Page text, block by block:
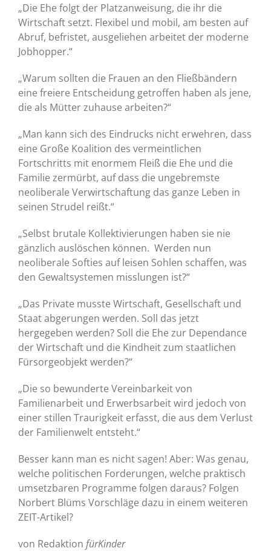
„Die Ehe folgt der Platzanweisung, die ihr die
Wirtschaft setzt. Flexibel und mobil, am besten auf
Abruf, befristet, ausgeliehen arbeitet der moderne
Jobhopper.“
„Warum sollten die Frauen an den Fließbändern
eine freiere Entscheidung getroffen haben als jene,
die als Mütter zuhause arbeiten?“
„Man kann sich des Eindrucks nicht erwehren, dass
eine Große Koalition des vermeintlichen
Fortschritts mit enormem Fleiß die Ehe und die
Familie zermürbt, auf dass die ungebremste
neoliberale Verwirtschaftung das ganze Leben in
seinen Strudel reißt.“
„Selbst brutale Kollektivierungen haben sie nie
gänzlich auslöschen können. Werden nun
neoliberale Softies auf leisen Sohlen schaffen, was
den Gewaltsystemen misslungen ist?“
„Das Private musste Wirtschaft, Gesellschaft und
Staat abgerungen werden. Soll das jetzt
hergegeben werden? Soll die Ehe zur Dependance
der Wirtschaft und die Kindheit zum staatlichen
Fürsorgeobjekt werden?“
„Die so bewunderte Vereinbarkeit von
Familienarbeit und Erwerbsarbeit wird jedoch von
einer stillen Traurigkeit erfasst, die aus dem Verlust
der Familienwelt entsteht.“
Besser kann man es nicht sagen! Aber: Was genau,
welche politischen Forderungen, welche praktisch
umsetzbaren Programme folgen daraus? Folgen
Norbert Blüms Vorschläge dazu in einem weiteren
ZEIT-Artikel?
von Redaktion fürKinder